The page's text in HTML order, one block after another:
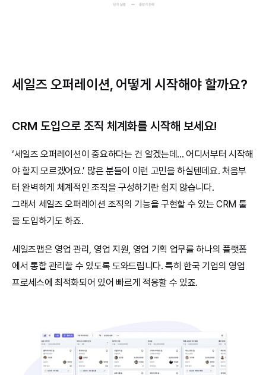
세일즈 오퍼레이션, 어떻게 시작해야 할까요?
CRM 도입으로 조직 체계화를 시작해 보세요!
‘세일즈 오퍼레이션이 중요하다는 건 알겠는데... 어디서부터 시작해
야 할지 모르겠어요.’ 많은 분들이 이런 고민을 하실텐데요. 처음부
터 완벽하게 체계적인 조직을 구성하기란 쉽지 않습니다.
그래서 세일즈 오퍼레이션 조직의 기능을 구현할 수 있는 CRM 툴
을 도입하기도 하죠.
세일즈맵은 영업 관리, 영업 지원, 영업 기획 업무를 하나의 플랫폼
에서 통합 관리할 수 있도록 도와드립니다. 특히 한국 기업의 영업
프로세스에 최적화되어 있어 빠르게 적응할 수 있죠.